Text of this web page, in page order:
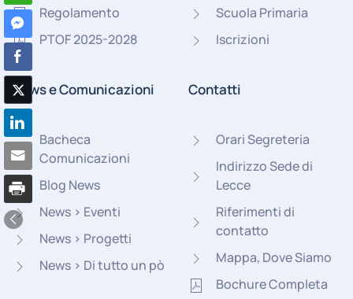
Regolamento
PTOF 2025-2028
Scuola Primaria
Iscrizioni
News e Comunicazioni
Bacheca
Comunicazioni
Blog News
News > Eventi
News > Progetti
News > Di tutto un pò
Contatti
Orari Segreteria
Indirizzo Sede di
Lecce
Riferimenti di
contatto
Mappa, Dove Siamo
Bochure Completa